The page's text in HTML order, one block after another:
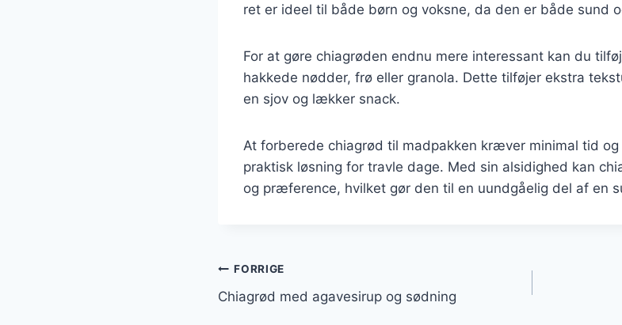
ret er ideel til både børn og voksne, da den er både sund
For at gøre chiagrøden endnu mere interessant kan du
hakkede nødder, frø eller granola. Dette tilføjer ekstra
en sjov og lækker snack.
At forberede chiagrød til madpakken kræver minimal tid
praktisk løsning for travle dage. Med sin alsidighed kan
og præference, hvilket gør den til en uundgåelig del af en
Indlægsnavigation
FORRIGE
Chiagrød med agavesirup og sødning